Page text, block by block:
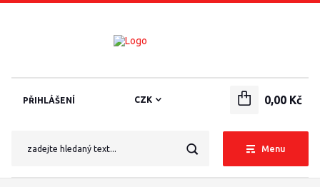
Menu
CZK
PŘIHLÁŠENÍ 0,00 Kč